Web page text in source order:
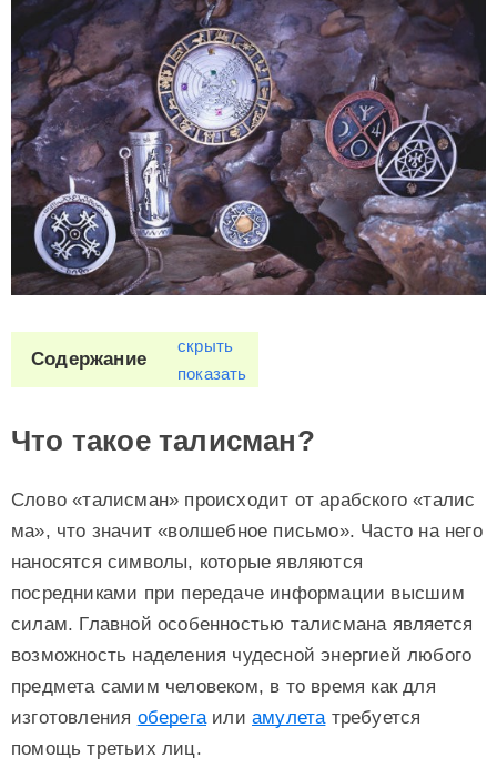
Содержание
скрыть
показать
Что такое талисман?
Слово «талисман» происходит от арабского «талис
ма», что значит «волшебное письмо». Часто на него
наносятся символы, которые являются
посредниками при передаче информации высшим
силам. Главной особенностью талисмана является
возможность наделения чудесной энергией любого
предмета самим человеком, в то время как для
изготовления оберегаилиамулетатребуется
помощь третьих лиц.